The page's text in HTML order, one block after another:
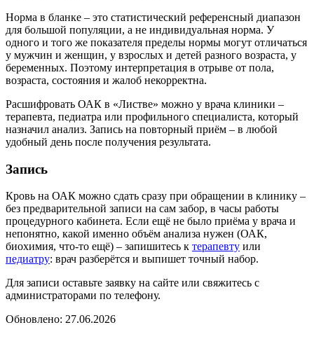
Норма в бланке – это статистический референсный диапазон
для большой популяции, а не индивидуальная норма. У
одного и того же показателя пределы нормы могут отличаться
у мужчин и женщин, у взрослых и детей разного возраста, у
беременных. Поэтому интерпретация в отрыве от пола,
возраста, состояния и жалоб некорректна.
Расшифровать ОАК в «Листве» можно у врача клиники –
терапевта, педиатра или профильного специалиста, который
назначил анализ. Запись на повторный приём – в любой
удобный день после получения результата.
Запись
Кровь на ОАК можно сдать сразу при обращении в клинику –
без предварительной записи на сам забор, в часы работы
процедурного кабинета. Если ещё не было приёма у врача и
непонятно, какой именно объём анализа нужен (ОАК,
биохимия, что-то ещё) – запишитесь к терапевту или
педиатру: врач разберётся и выпишет точный набор.
Для записи оставьте заявку на сайте или свяжитесь с
администраторами по телефону.
Обновлено: 27.06.2026